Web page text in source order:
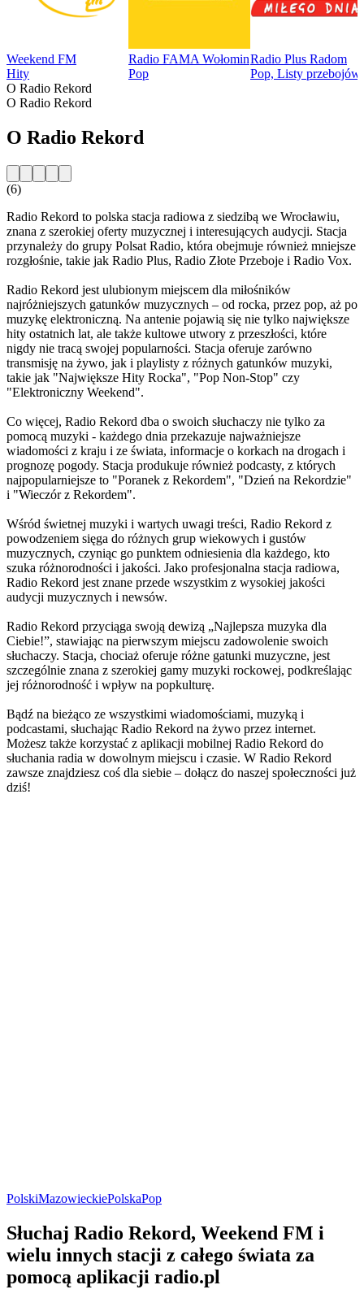
Weekend FM
Hity
Radio FAMA Wołomin
Pop
Radio Plus Radom
Pop, Listy
O Radio Rekord
O Radio Rekord
O Radio Rekord
(6)
Radio Rekord to polska stacja radiowa z siedzibą we Wrocławiu,
znana z szerokiej oferty muzycznej i interesujących audycji. Stacja
przynależy do grupy Polsat Radio, która obejmuje również mniejsze
rozgłośnie, takie jak Radio Plus, Radio Złote Przeboje i Radio Vox.
Radio Rekord jest ulubionym miejscem dla miłośników
najróżniejszych gatunków muzycznych – od rocka, przez pop, aż po
muzykę elektroniczną. Na antenie pojawią się nie tylko największe
hity ostatnich lat, ale także kultowe utwory z przeszłości, które
nigdy nie tracą swojej popularności. Stacja oferuje zarówno
transmisję na żywo, jak i playlisty z różnych gatunków muzyki,
takie jak "Największe Hity Rocka", "Pop Non-Stop" czy
"Elektroniczny Weekend".
Co więcej, Radio Rekord dba o swoich słuchaczy nie tylko za
pomocą muzyki - każdego dnia przekazuje najważniejsze
wiadomości z kraju i ze świata, informacje o korkach na drogach i
prognozę pogody. Stacja produkuje również podcasty, z których
najpopularniejsze to "Poranek z Rekordem", "Dzień na Rekordzie"
i "Wieczór z Rekordem".
Wśród świetnej muzyki i wartych uwagi treści, Radio Rekord z
powodzeniem sięga do różnych grup wiekowych i gustów
muzycznych, czyniąc go punktem odniesienia dla każdego, kto
szuka różnorodności i jakości. Jako profesjonalna stacja radiowa,
Radio Rekord jest znane przede wszystkim z wysokiej jakości
audycji muzycznych i newsów.
Radio Rekord przyciąga swoją dewizą „Najlepsza muzyka dla
Ciebie!”, stawiając na pierwszym miejscu zadowolenie swoich
słuchaczy. Stacja, chociaż oferuje różne gatunki muzyczne, jest
szczególnie znana z szerokiej gamy muzyki rockowej, podkreślając
jej różnorodność i wpływ na popkulturę.
Bądź na bieżąco ze wszystkimi wiadomościami, muzyką i
podcastami, słuchając Radio Rekord na żywo przez internet.
Możesz także korzystać z aplikacji mobilnej Radio Rekord do
słuchania radia w dowolnym miejscu i czasie. W Radio Rekord
zawsze znajdziesz coś dla siebie – dołącz do naszej społeczności już
dziś!
PolskiMazowieckiePolskaPop
Słuchaj Radio Rekord, Weekend FM i
wielu innych stacji z całego świata za
pomocą aplikacji radio.pl